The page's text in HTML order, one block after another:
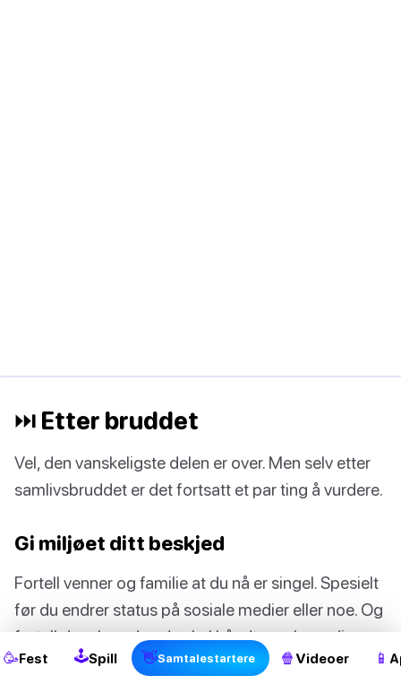
2
⏭ Etter bruddet
Vel, den vanskeligste delen er over. Men selv etter
samlivsbruddet er det fortsatt et par ting å vurdere.
Gi miljøet ditt beskjed
Fortell venner og familie at du nå er singel. Spesielt
før du endrer status på sosiale medier eller noe. Og
fortell dem hvordan de skal håndtere eksen din
dersom de skulle være i kontakt med personen.
🥳Fest 🕹Spill 👋Samtalestartere 🍿 Videoer 📱